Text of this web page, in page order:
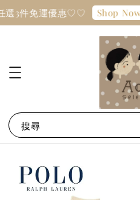
3件免運優惠♡♡ Shop Now
搜尋